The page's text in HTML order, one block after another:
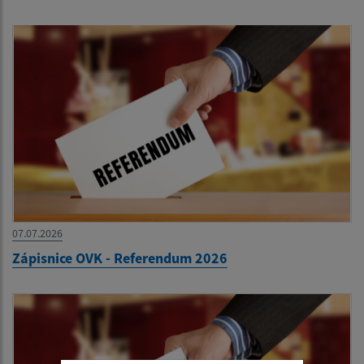
07.07.2026
Zápisnice OVK - Referendum 2026